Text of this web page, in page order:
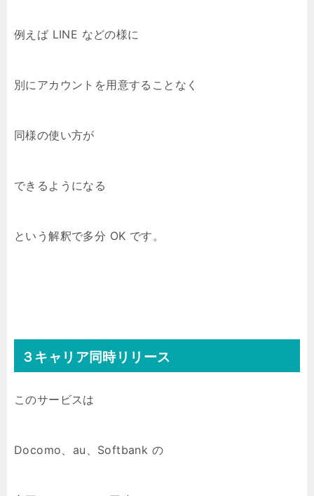
例えば LINE などの様に
別にアカウントを用意することなく
同様の使い方が
できるようになる
という解釈で多分 OK です。
３キャリア同時リリース
このサービスは
Docomo、au、Softbank の